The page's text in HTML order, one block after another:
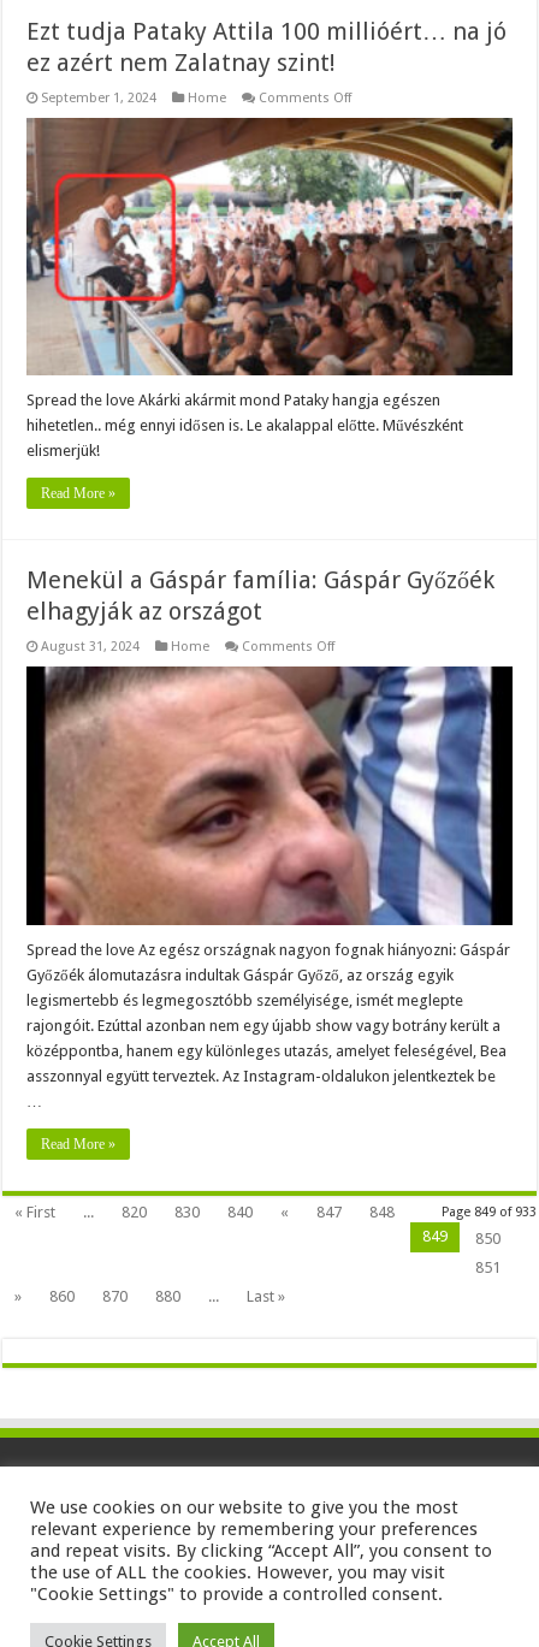
Ezt tudja Pataky Attila 100 millióért… na jó
ez azért nem Zalatnay szint!
September 1, 2024 Home Comments Offon
tudja
Pataky
Attila
100
millióért…
na
jó
ez
azért
nem
Zalatnay
szint!
Spread the love Akárki akármit mond Pataky hangja egészen
hihetetlen.. még ennyi idősen is. Le akalappal előtte. Művészként
elismerjük!
Read More »
Menekül a Gáspár família: Gáspár Győzőék
elhagyják az országot
August 31, 2024 Home Comments Offon
a
Gáspár
família:
Gáspár
Győzőék
elhagyják
az
országot
Spread the love Az egész országnak nagyon fognak hiányozni: Gáspár
Győzőék álomutazásra indultak Gáspár Győző, az ország egyik
legismertebb és legmegosztóbb személyisége, ismét meglepte
rajongóit. Ezúttal azonban nem egy újabb show vagy botrány került a
középpontba, hanem egy különleges utazás, amelyet feleségével, Bea
asszonnyal együtt terveztek. Az Instagram-oldalukon jelentkeztek be
…
Read More »
Page 849 of 933
« First ... 820 830 840 « 847
848
849
850
851
»
860 870 880 ... Last »
Powered by WordPress
We use cookies on our website to give you the most
relevant experience by remembering your preferences
and repeat visits. By clicking “Accept All”, you consent to
the use of ALL the cookies. However, you may visit
"Cookie Settings" to provide a controlled consent.
Cookie Settings Accept All